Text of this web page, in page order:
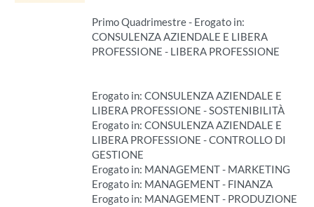
Primo Quadrimestre - Erogato in:
CONSULENZA AZIENDALE E LIBERA
PROFESSIONE - LIBERA PROFESSIONE
Erogato in: CONSULENZA AZIENDALE E
LIBERA PROFESSIONE - SOSTENIBILITÀ
Erogato in: CONSULENZA AZIENDALE E
LIBERA PROFESSIONE - CONTROLLO DI
GESTIONE
Erogato in: MANAGEMENT - MARKETING
Erogato in: MANAGEMENT - FINANZA
Erogato in: MANAGEMENT - PRODUZIONE